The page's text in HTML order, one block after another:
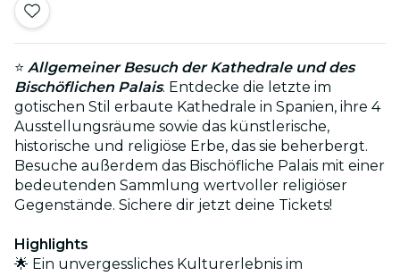
⭐ Allgemeiner Besuch der Kathedrale und des
Bischöflichen Palais. Entdecke die letzte im
gotischen Stil erbaute Kathedrale in Spanien, ihre 4
Ausstellungsräume sowie das künstlerische,
historische und religiöse Erbe, das sie beherbergt.
Besuche außerdem das Bischöfliche Palais mit einer
bedeutenden Sammlung wertvoller religiöser
Gegenstände. Sichere dir jetzt deine Tickets!
Highlights
🌟 Ein unvergessliches Kulturerlebnis im